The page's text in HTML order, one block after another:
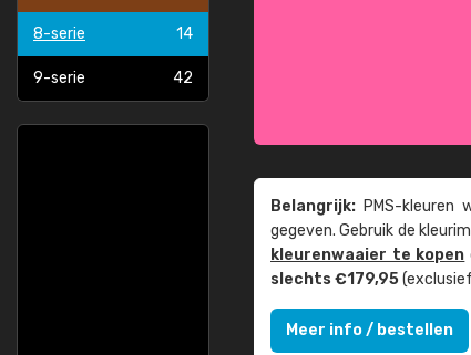
8-serie 14
9-serie 42
Belangrijk: PMS-kleuren
gegeven. Gebruik de
kleuren­waaier te kopen
slechts €179,95
Meer info / bestellen